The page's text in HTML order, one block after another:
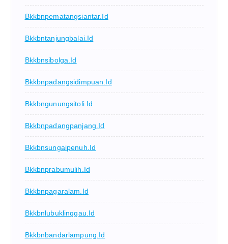
Bkkbnpematangsiantar.id
Bkkbntanjungbalai.id
Bkkbnsibolga.id
Bkkbnpadangsidimpuan.id
Bkkbngunungsitoli.id
Bkkbnpadangpanjang.id
Bkkbnsungaipenuh.id
Bkkbnprabumulih.id
Bkkbnpagaralam.id
Bkkbnlubuklinggau.id
Bkkbnbandarlampung.id